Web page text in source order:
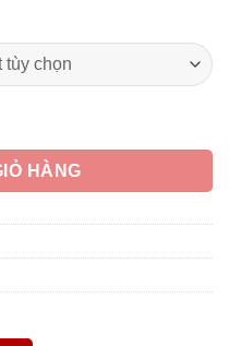
1,690,000 ₫
đến
2,190,000 ₫
Đồng Màu Vàng, Cao
HÀNG